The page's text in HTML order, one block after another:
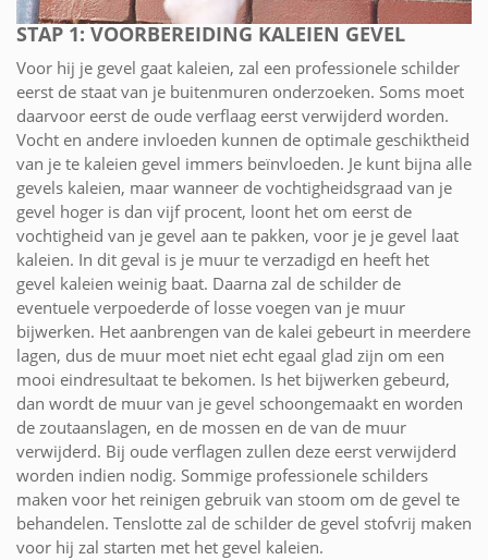
STAP 1: VOORBEREIDING KALEIEN GEVEL
Voor hij je gevel gaat kaleien, zal een professionele schilder
eerst de staat van je buitenmuren onderzoeken. Soms moet
daarvoor eerst de oude verflaag eerst verwijderd worden.
Vocht en andere invloeden kunnen de optimale geschiktheid
van je te kaleien gevel immers beïnvloeden. Je kunt bijna alle
gevels kaleien, maar wanneer de vochtigheidsgraad van je
gevel hoger is dan vijf procent, loont het om eerst de
vochtigheid van je gevel aan te pakken, voor je je gevel laat
kaleien. In dit geval is je muur te verzadigd en heeft het
gevel kaleien weinig baat. Daarna zal de schilder de
eventuele verpoederde of losse voegen van je muur
bijwerken. Het aanbrengen van de kalei gebeurt in meerdere
lagen, dus de muur moet niet echt egaal glad zijn om een
mooi eindresultaat te bekomen. Is het bijwerken gebeurd,
dan wordt de muur van je gevel schoongemaakt en worden
de zoutaanslagen, en de mossen en de van de muur
verwijderd. Bij oude verflagen zullen deze eerst verwijderd
worden indien nodig. Sommige professionele schilders
maken voor het reinigen gebruik van stoom om de gevel te
behandelen. Tenslotte zal de schilder de gevel stofvrij maken
voor hij zal starten met het gevel kaleien.